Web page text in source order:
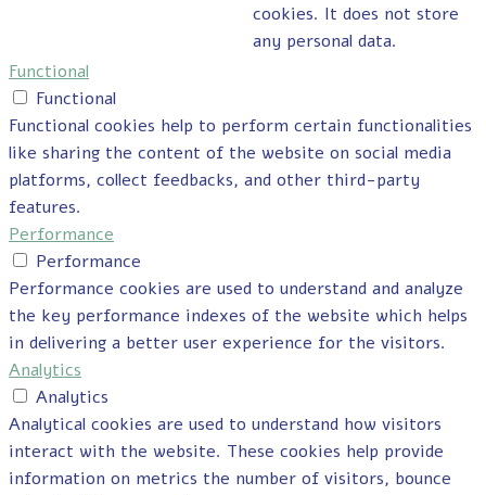
cookies. It does not store
any personal data.
Functional
Functional
Functional cookies help to perform certain functionalities
like sharing the content of the website on social media
platforms, collect feedbacks, and other third-party
features.
Performance
Performance
Performance cookies are used to understand and analyze
the key performance indexes of the website which helps
in delivering a better user experience for the visitors.
Analytics
Analytics
Analytical cookies are used to understand how visitors
interact with the website. These cookies help provide
information on metrics the number of visitors, bounce